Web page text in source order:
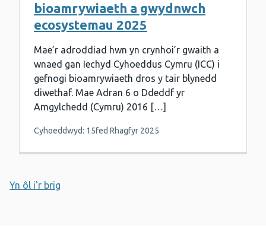
bioamrywiaeth a gwydnwch
ecosystemau 2025
Mae’r adroddiad hwn yn crynhoi’r gwaith a
wnaed gan Iechyd Cyhoeddus Cymru (ICC) i
gefnogi bioamrywiaeth dros y tair blynedd
diwethaf. Mae Adran 6 o Ddeddf yr
Amgylchedd (Cymru) 2016 […]
Cyhoeddwyd: 15fed Rhagfyr 2025
Yn ôl i'r brig